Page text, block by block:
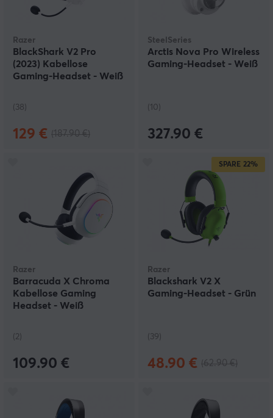
Razer
BlackShark V2 Pro
(2023) Kabellose
Gaming-Headset - Weiß
(38)
129 €
SteelSeries
Arctis Nova Pro Wireless
Gaming-Headset - Weiß
(10)
327.90 €
Razer
Barracuda X Chroma
Kabellose Gaming
Headset - Weiß
(2)
109.90 €
SPARE 22%
Razer
Blackshark V2 X
Gaming-Headset - Grün
(39)
48.90 €